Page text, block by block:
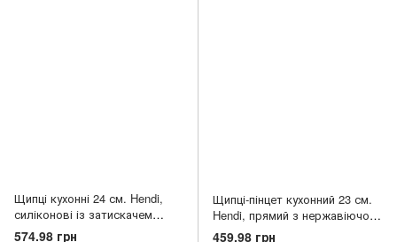
Щипці кухонні 24 см. Hendi,
силіконові із затискачем
чорні (171301)
574.98 грн
Щипці-пінцет кухонний 23 см.
Hendi, прямий з нержавіючої
сталі (680025)
459.98 грн